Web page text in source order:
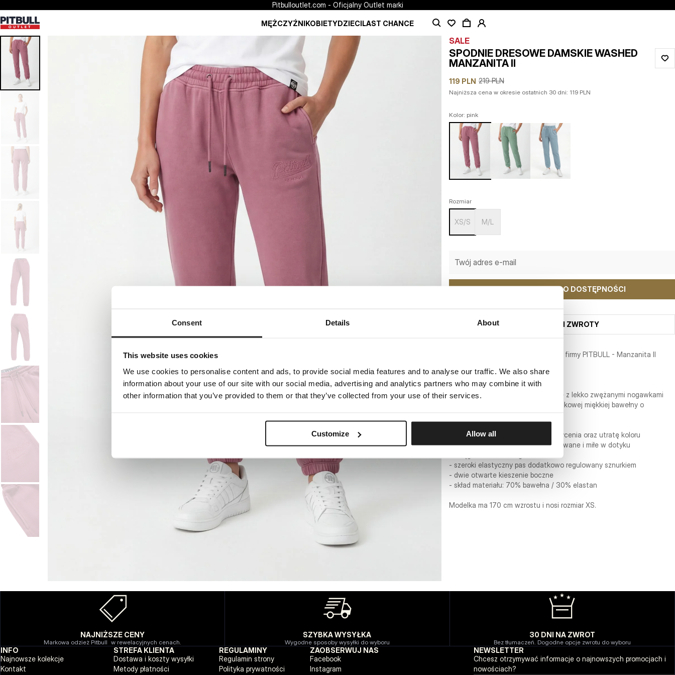
Consent Details About
This website uses cookies
We use cookies to personalise content and ads, to provide social media features and to analyse our traffic. We also share
information about your use of our site with our social media, advertising and analytics partners who may combine it with
other information that you’ve provided to them or that they’ve collected from your use of their services.
Customize Allow all
Pitbulloutlet.com - Oficjalny Outlet marki
MĘŻCZYŹNIKOBIETYDZIECILAST CHANCE
SALE
SPODNIE DRESOWE DAMSKIE WASHED
MANZANITA II
119 PLN 219 PLN
Najniższa cena w okresie ostatnich 30 dni: 119 PLN
Kolor: pink
Rozmiar
XS/S M/L
POWIADOM MNIE O DOSTĘPNOŚCI
WYSYŁKA I ZWROTY
Spodnie dresowe damskie z kolekcji firmy PITBULL - Manzanita II
SERIA WASHED
- luźniejszy wygodny fason oversize z lekko zwężanymi nogawkami
- spodnie wykonane z wysokogatunkowej miękkiej bawełny o
- delikatny efekt sprania
- tkanina jest odporna na zniekształcenia oraz utratę koloru
- spodnie od wewnątrz są szczotkowane i miłe w dotyku
- szeroki elastyczny pas dodatkowo regulowany sznurkiem
- dwie otwarte kieszenie boczne
- skład materiału: 70% bawełna / 30% elastan
Modelka ma 170 cm wzrostu i nosi rozmiar XS.
NAJNIŻSZE CENY
Markowa odzież Pitbull w rewelacyjnych cenach.
SZYBKA WYSYŁKA
Wygodne sposoby wysyłki do wyboru
30 DNI NA ZWROT
Bez tłumaczeń. Dogodne opcje zwrotu do wyboru
INFO
Najnowsze kolekcje
Kontakt
STREFA KLIENTA
Dostawa i koszty wysyłki
Metody płatności
REGULAMINY
Regulamin strony
Polityka prywatności
ZAOBSERWUJ NAS
Facebook
Instagram
NEWSLETTER
Chcesz otrzymywać informacje o najnowszych promocjach i
nowościach?